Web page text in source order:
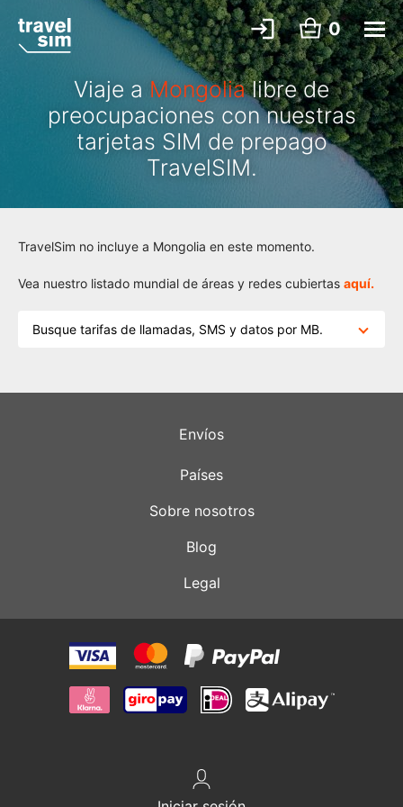
0
Viaje a Mongolialibre de
preocupaciones con nuestras
tarjetas SIM de prepago
TravelSIM.
TravelSim no incluye a Mongolia en este momento.
Vea nuestro listado mundial de áreas y redes cubiertas aquí.
Busque tarifas de llamadas, SMS y datos por MB.
Envíos
Países
Sobre nosotros
Blog
Legal